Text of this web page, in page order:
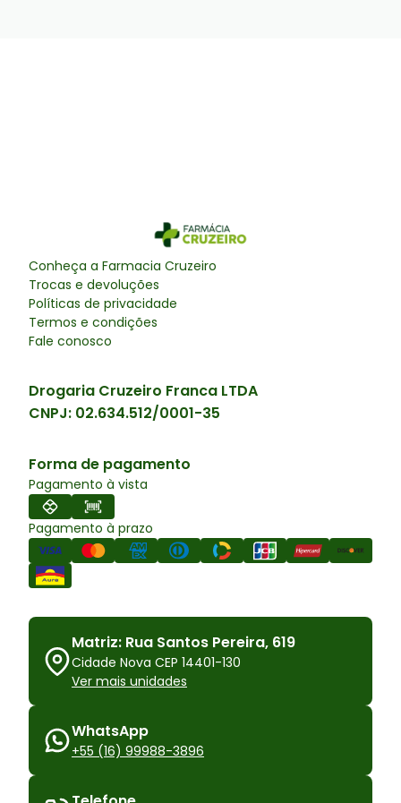
Conheça a Farmacia Cruzeiro
Trocas e devoluções
Políticas de privacidade
Termos e condições
Fale conosco
Drogaria Cruzeiro Franca LTDA
CNPJ: 02.634.512/0001-35
Forma de pagamento
Pagamento à vista
Pagamento à prazo
Matriz: Rua Santos Pereira, 619
Cidade Nova CEP 14401-130
Ver mais unidades
WhatsApp
+55 (16) 99988-3896